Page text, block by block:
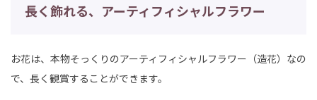
長く飾れる、アーティフィシャルフラワー
お花は、本物そっくりのアーティフィシャルフラワー（造花）なの
で、長く観賞することができます。